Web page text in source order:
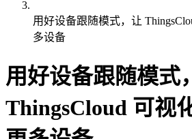
用好设备跟随模式，让
多设备
用好设备跟随模式
ThingsCloud 可视